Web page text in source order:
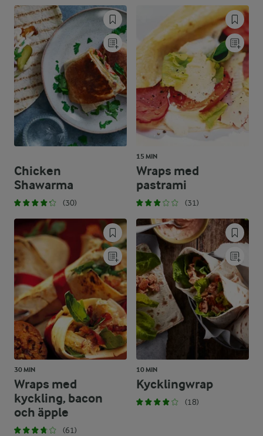
Chicken
Shawarma
(30)
15 MIN
Wraps med
pastrami
(31)
30 MIN
Wraps med
kyckling, bacon
och äpple
(61)
10 MIN
Kycklingwrap
(18)